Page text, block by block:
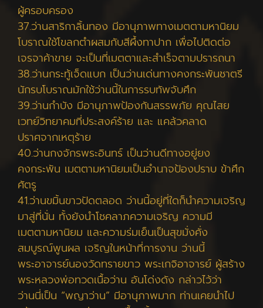
ผู้ครอบครอง
37.ว่านสาริกาลิ้นทอง มีอานุภาพทางเมตตามหานิยม
โบราณใช้โขลกตำผสมกับสีผึ้งทาปาก เพื่อไปติดต่อ
เจรจาค้าขาย จะเป็นที่เมตตาและสำเร็จตามปรารถนา
38.ว่านกระทู้เจ็ดแบก เป็นว่านเด่นทางคงกระพันชาตรี
นักรบโบราณมักใช้ว่านนี้ในการรบทัพจับศึก
39.ว่านกำบัง มีอานุภาพป้องกันสรรพภัย คุณไสย
เวทย์วิทยาคมที่ประสงค์ร้าย และ แคล้วคลาด
ปราศจากเหตุร้าย
40.ว่านกงจักรพระอินทร์ เป็นว่านดีทางอยู่ยง
คงกระพัน เมตตามหานิยมเป็นอำนาจป้องปราบ ข้าศึก
ศัตรู
41.ว่านขมิ้นขาวปัดตลอด ว่านนี้อยู่ที่ใดก็นำความเจริญ
มาสู่ที่นั่น ทั้งยังนำโชคลาภความเจริญ ความมี
เมตตามหานิยม และความร่มเย็นเป็นสุขมั่งคั่ง
สมบูรณ์พูนผล เจริญในหน้าที่การงาน ว่านนี้
พระอาจารย์นองวัดทรายขาว พระเกจิอาจารย์ ผู้สร้าง
พระหลวงพ่อทวดเนื้อว่าน อันโด่งดัง กล่าวไว้ว่า
ว่านนี่เป็น “พญาว่าน” มีอานุภาพมาก ท่านเคยนำไป